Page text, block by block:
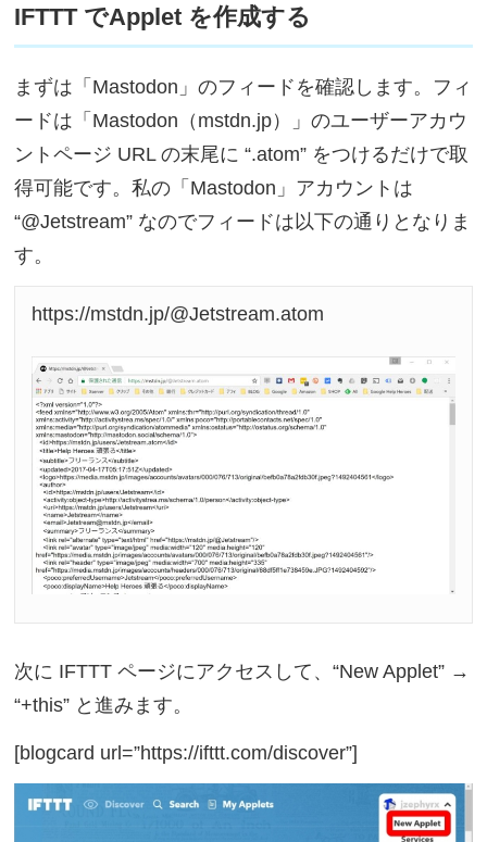
IFTTT でApplet を作成する
まずは「Mastodon」のフィードを確認します。フィ
ードは「Mastodon（mstdn.jp）」のユーザーアカウ
ントページ URL の末尾に “.atom” をつけるだけで取
得可能です。私の「Mastodon」アカウントは
“@Jetstream” なのでフィードは以下の通りとなりま
す。
https://mstdn.jp/@Jetstream.atom
次に IFTTT ページにアクセスして、“New Applet” →
“+this” と進みます。
[blogcard url=”https://ifttt.com/discover”]